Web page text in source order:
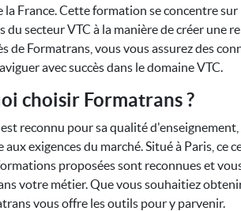
France. Cette formation se concentre sur
secteur VTC à la manière de créer une
de Formatrans, vous vous assurez des
avec succès dans le domaine VTC.
choisir Formatrans ?
reconnu pour sa qualité
exigences du marché. Situé à Paris, ce
proposées sont reconnues et
votre métier. Que vous souhaitiez
vous offre les outils pour y parvenir.